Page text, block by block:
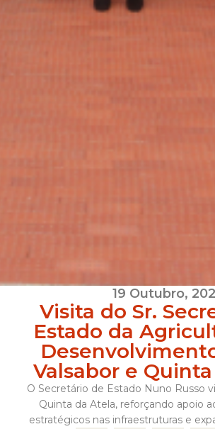
19 Outubro,
Visita do Sr.
Estado da
Valsabor e
O Secretário de Estado Nuno Russo
Quinta da Atela, reforçando apoio
estratégicos nas infraestruturas e